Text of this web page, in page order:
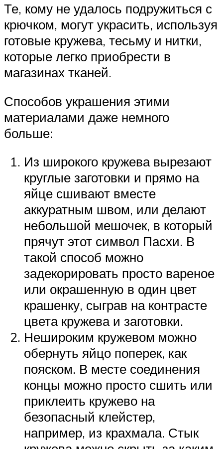
Те, кому не удалось подружиться с
крючком, могут украсить, используя
готовые кружева, тесьму и нитки,
которые легко приобрести в
магазинах тканей.
Способов украшения этими
материалами даже немного
больше:
Из широкого кружева вырезают
круглые заготовки и прямо на
яйце сшивают вместе
аккуратным швом, или делают
небольшой мешочек, в который
прячут этот символ Пасхи. В
такой способ можно
задекорировать просто вареное
или окрашенную в один цвет
крашенку, сыграв на контрасте
цвета кружева и заготовки.
Нешироким кружевом можно
обернуть яйцо поперек, как
пояском. В месте соединения
концы можно просто сшить или
приклеить кружево на
безопасный клейстер,
например, из крахмала. Стык